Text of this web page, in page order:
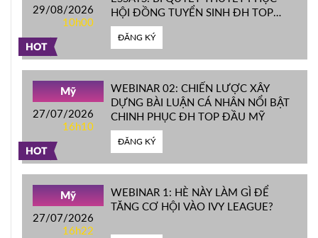
HOT
29/08/2026
10h00
HỘI ĐỒNG TUYỂN SINH ĐH TOP
ĐẦU MỸ
ĐĂNG KÝ
HOT
Mỹ
27/07/2026
16h10
WEBINAR 02: CHIẾN LƯỢC XÂY
DỰNG BÀI LUẬN CÁ NHÂN NỔI BẬT
CHINH PHỤC ĐH TOP ĐẦU MỸ
ĐĂNG KÝ
Mỹ
27/07/2026
16h22
WEBINAR 1: HÈ NÀY LÀM GÌ ĐỂ
TĂNG CƠ HỘI VÀO IVY LEAGUE?